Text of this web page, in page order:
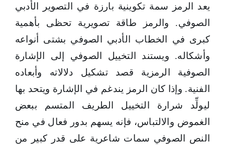
يعد الرمز سمة تكوينية بارزة في التصوير الأدبي
الصوفي. والرمز طاقة تصويرية تحظى بأهمية
كبرى في الخطاب الأدبي الصوفي بشتى أنواعه
وأشكاله. ويستند التخييل الصوفي إلى الإشارة
الصوفية الرمزية قصد تشكيل دلالاته وأبعاده
الفنية. وإذا كان الرمز يندغم في الإشارة ويتحد بها
ليولِّد شرارة التخييل الطريف المتسم ببعض
الغموض والالتباس، فإنه يسهم بدور فعال في منح
النص الصوفي سمات شاعرية على قدر كبير من